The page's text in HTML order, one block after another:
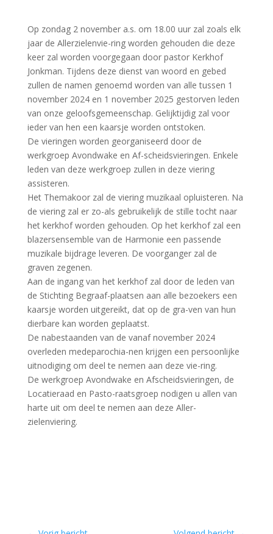
Op zondag 2 november a.s. om 18.00 uur zal zoals elk
jaar de Allerzielenvie-ring worden gehouden die deze
keer zal worden voorgegaan door pastor Kerkhof
Jonkman. Tijdens deze dienst van woord en gebed
zullen de namen genoemd worden van alle tussen 1
november 2024 en 1 november 2025 gestorven leden
van onze geloofsgemeenschap. Gelijktijdig zal voor
ieder van hen een kaarsje worden ontstoken.
De vieringen worden georganiseerd door de
werkgroep Avondwake en Af-scheidsvieringen. Enkele
leden van deze werkgroep zullen in deze viering
assisteren.
Het Themakoor zal de viering muzikaal opluisteren. Na
de viering zal er zo-als gebruikelijk de stille tocht naar
het kerkhof worden gehouden. Op het kerkhof zal een
blazersensemble van de Harmonie een passende
muzikale bijdrage leveren. De voorganger zal de
graven zegenen.
Aan de ingang van het kerkhof zal door de leden van
de Stichting Begraaf-plaatsen aan alle bezoekers een
kaarsje worden uitgereikt, dat op de gra-ven van hun
dierbare kan worden geplaatst.
De nabestaanden van de vanaf november 2024
overleden medeparochia-nen krijgen een persoonlijke
uitnodiging om deel te nemen aan deze vie-ring.
De werkgroep Avondwake en Afscheidsvieringen, de
Locatieraad en Pasto-raatsgroep nodigen u allen van
harte uit om deel te nemen aan deze Aller-
zielenviering.